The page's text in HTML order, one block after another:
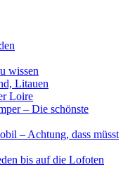
wissen
Litauen
Loire
– Die schönste
– Achtung, dass müsst
bis auf die Lofoten